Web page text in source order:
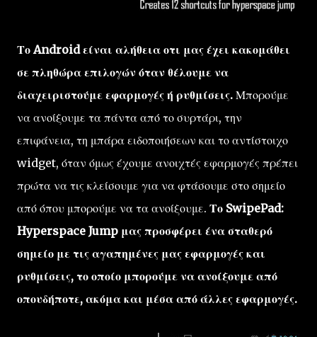
Το Android είναι αλήθεια οτι μας έχει κακομάθει
σε πληθώρα επιλογών όταν θέλουμε να
διαχειριστούμε εφαρμογές ή ρυθμίσεις. Μπορούμε
να ανοίξουμε τα πάντα από το συρτάρι, την
επιφάνεια, τη μπάρα ειδοποιήσεων και το αντίστοιχο
widget, όταν όμως έχουμε ανοιχτές εφαρμογές πρέπει
πρώτα να τις κλείσουμε για να φτάσουμε στο σημείο
από όπου μπορούμε να τα ανοίξουμε. Το SwipePad:
Hyperspace Jump μας προσφέρει ένα σταθερό
σημείο με τις αγαπημένες μας εφαρμογές και
ρυθμίσεις, το οποίο μπορούμε να ανοίξουμε από
οπουδήποτε, ακόμα και μέσα από άλλες εφαρμογές.